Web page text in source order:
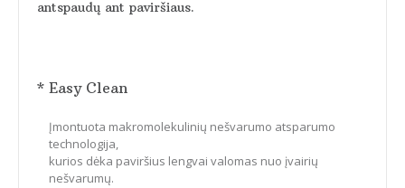
antspaudų ant paviršiaus.
* Easy Clean
Įmontuota makromolekulinių nešvarumo atsparumo
technologija,
kurios dėka paviršius lengvai valomas nuo įvairių
nešvarumų.